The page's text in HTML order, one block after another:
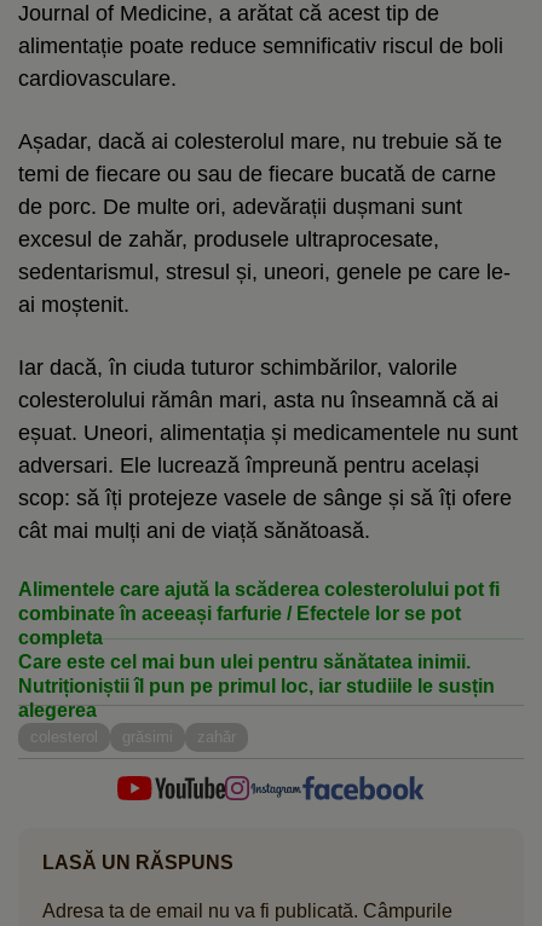
Journal of Medicine, a arătat că acest tip de
alimentație poate reduce semnificativ riscul de boli
cardiovasculare.
Așadar, dacă ai colesterolul mare, nu trebuie să te
temi de fiecare ou sau de fiecare bucată de carne
de porc. De multe ori, adevărații dușmani sunt
excesul de zahăr, produsele ultraprocesate,
sedentarismul, stresul și, uneori, genele pe care le-
ai moștenit.
Iar dacă, în ciuda tuturor schimbărilor, valorile
colesterolului rămân mari, asta nu înseamnă că ai
eșuat. Uneori, alimentația și medicamentele nu sunt
adversari. Ele lucrează împreună pentru același
scop: să îți protejeze vasele de sânge și să îți ofere
cât mai mulți ani de viață sănătoasă.
Alimentele care ajută la scăderea colesterolului pot fi
combinate în aceeași farfurie / Efectele lor se pot
completa
Care este cel mai bun ulei pentru sănătatea inimii.
Nutriționiștii îl pun pe primul loc, iar studiile le susțin
alegerea
colesterol grăsimi zahăr
LASĂ UN RĂSPUNS
Adresa ta de email nu va fi publicată. Câmpurile